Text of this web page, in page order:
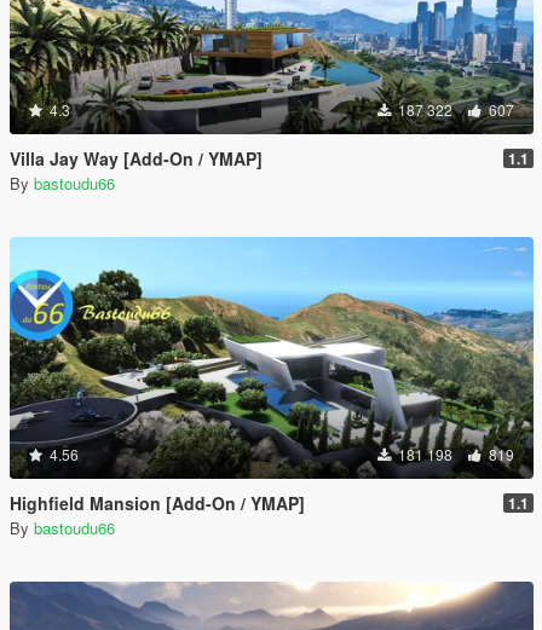
4.3 187 322 607
Villa Jay Way [Add-On / YMAP] 1.1
By bastoudu66
4.56 181 198 819
Highfield Mansion [Add-On / YMAP] 1.1
By bastoudu66